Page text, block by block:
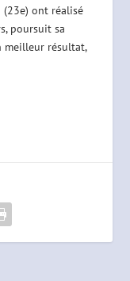
(23e) ont réalisé
poursuit sa
meilleur résultat,